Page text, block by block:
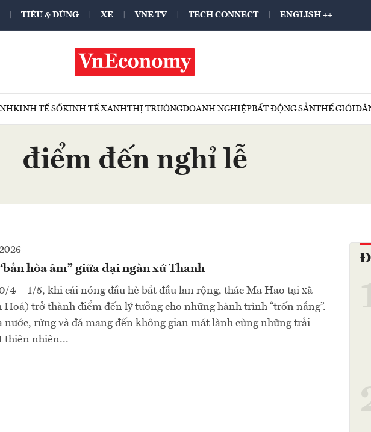
TIÊU & DÙNG XE VNE TV TECH CONNECT ENGLISH ++
KINH TẾ SỐKINH TẾ XANHTHỊ TRƯỜNGDOANH NGHIỆPBẤT ĐỘNG SẢNTHẾ GIỚI
điểm đến nghỉ lễ
hòa âm” giữa đại ngàn xứ Thanh
4 – 1/5, khi cái nóng đầu hè bắt đầu lan rộng, thác Ma Hao tại xã
trở thành điểm đến lý tưởng cho những hành trình “trốn nắng”.
nước, rừng và đá mang đến không gian mát lành cùng những trải
thiên nhiên...